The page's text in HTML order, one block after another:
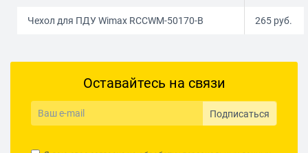
Чехол для ПДУ Wimax RCCWM-50170-B 265 руб.
Оставайтесь на связи
Подписаться